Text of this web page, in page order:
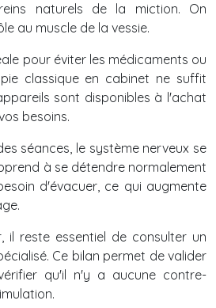
naturels de la miction. On
au muscle de la vessie.
pour éviter les médicaments ou
classique en cabinet ne suffit
sont disponibles à l'achat
besoins.
séances, le système nerveux se
à se détendre normalement
d'évacuer, ce qui augmente
il reste essentiel de consulter un
Ce bilan permet de valider
qu'il n'y a aucune contre-